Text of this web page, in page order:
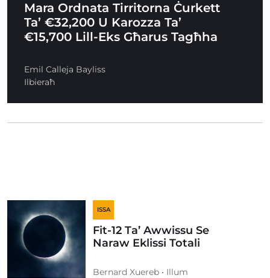
Mara Ordnata Tirritorna Ċurkett
Ta’ €32,200 U Karozza Ta’
€15,700 Lill-Eks Għarus Tagħha
Emil Calleja Bayliss
Ilbieraħ
ISSA
Fit-12 Ta’ Awwissu Se
Naraw Eklissi Totali
Bernard Xuereb • Illum